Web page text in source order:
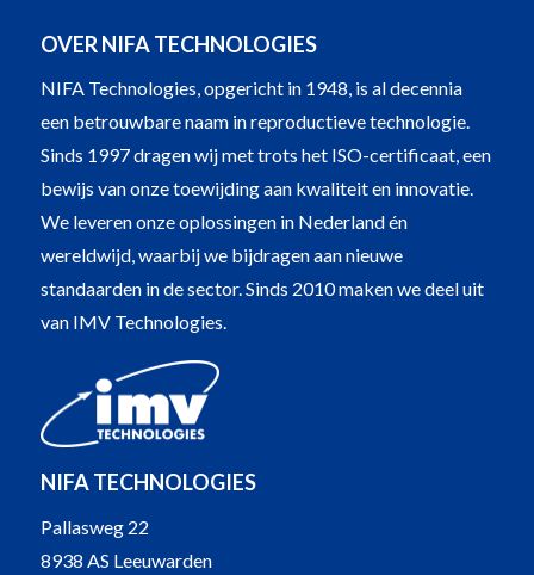
OVER NIFA TECHNOLOGIES
NIFA Technologies, opgericht in 1948, is al decennia
een betrouwbare naam in reproductieve technologie.
Sinds 1997 dragen wij met trots het ISO-certificaat, een
bewijs van onze toewijding aan kwaliteit en innovatie.
We leveren onze oplossingen in Nederland én
wereldwijd, waarbij we bijdragen aan nieuwe
standaarden in de sector. Sinds 2010 maken we deel uit
van IMV Technologies.
NIFA TECHNOLOGIES
Pallasweg 22
8938 AS Leeuwarden